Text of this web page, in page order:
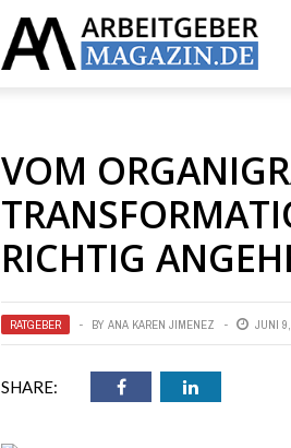
VOM
RICHTIG
RATGEBER BY ANA KAREN JIMENEZ JUNI
SHARE: